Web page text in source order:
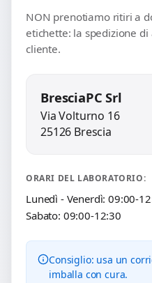
NON prenotiamo ritiri a
etichette: la spedizione
cliente.
BresciaPC Srl
Via Volturno 16
25126 Brescia
ORARI DEL LABORATORIO:
Lunedì - Venerdì: 09:00-
Sabato: 09:00-12:30
Consiglio: usa un
imballa con cura.